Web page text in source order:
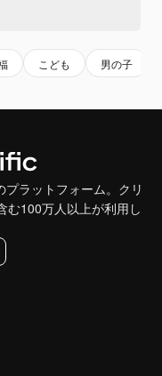
こども 男の子
ラットフォーム。クリ
む100万人以上が利用し